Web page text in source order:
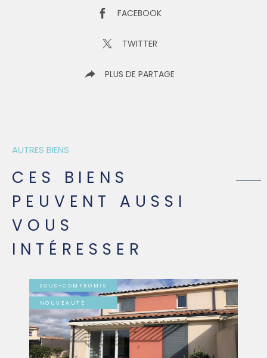
FACEBOOK
TWITTER
PLUS DE PARTAGE
AUTRES BIENS
CES BIENS
PEUVENT AUSSI
VOUS
INTÉRESSER
SOUS-COMPROMIS
NOUVEAUTÉ
VOIR LE BIEN